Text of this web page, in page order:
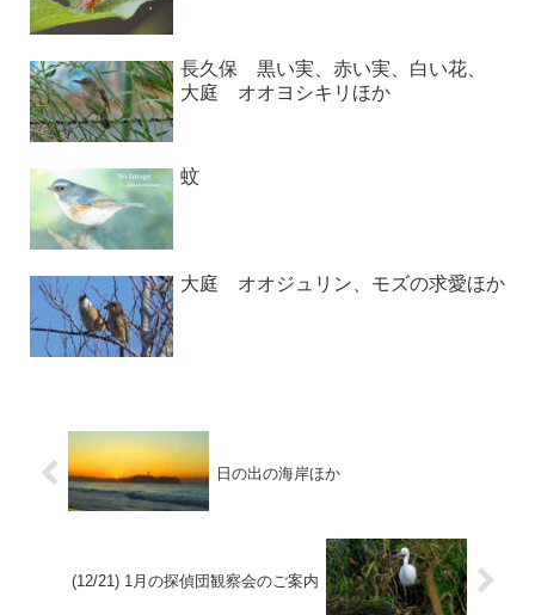
長久保 黒い実、赤い実、白い花、
大庭 オオヨシキリほか
蚊
大庭 オオジュリン、モズの求愛ほか
日の出の海岸ほか
(12/21) 1月の探偵団観察会のご案内